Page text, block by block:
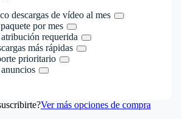
descargas de vídeo al mes
por mes
requerida
más rápidas
prioritario
Ver más opciones de compra